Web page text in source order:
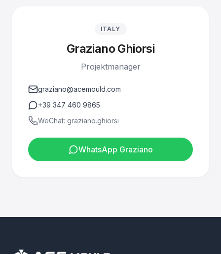
ITALY
Graziano Ghiorsi
Projektmanager
graziano@acemould.com
+39 347 460 9865
WeChat: graziano.ghiorsi
WhatsApp Graziano